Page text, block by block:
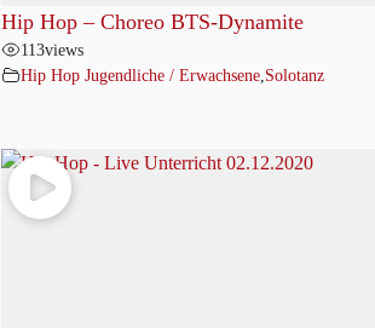
Hip Hop – Choreo BTS-Dynamite
113views
Hip Hop Jugendliche / Erwachsene, Solotanz